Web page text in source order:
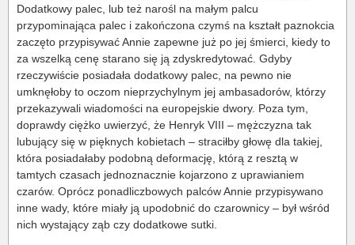
Dodatkowy palec, lub też narośl na małym palcu
przypominająca palec i zakończona czymś na kształt paznokcia
zaczęto przypisywać Annie zapewne już po jej śmierci, kiedy to
za wszelką cenę starano się ją zdyskredytować. Gdyby
rzeczywiście posiadała dodatkowy palec, na pewno nie
umknęłoby to oczom nieprzychylnym jej ambasadorów, którzy
przekazywali wiadomości na europejskie dwory. Poza tym,
doprawdy ciężko uwierzyć, że Henryk VIII – mężczyzna tak
lubujący się w pięknych kobietach – straciłby głowę dla takiej,
która posiadałaby podobną deformację, którą z resztą w
tamtych czasach jednoznacznie kojarzono z uprawianiem
czarów. Oprócz ponadliczbowych palców Annie przypisywano
inne wady, które miały ją upodobnić do czarownicy – był wśród
nich wystający ząb czy dodatkowe sutki.